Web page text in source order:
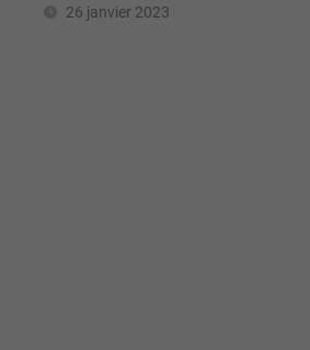
26 janvier 2023